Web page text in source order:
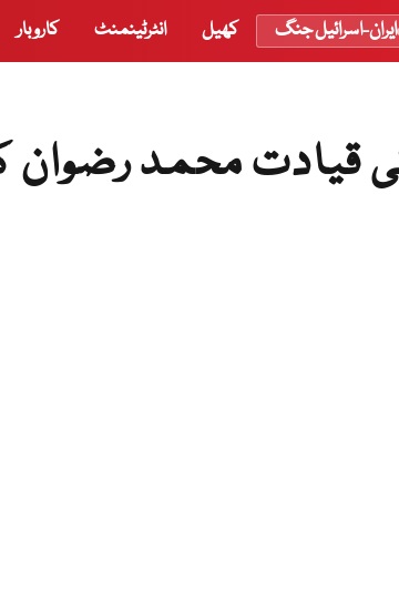
ایران-اسرائیل جنگ کھیل انٹرٹینمنٹ کاروبار
ایچ بی ایل پی ایس ایل 7 کی قیادت محمد